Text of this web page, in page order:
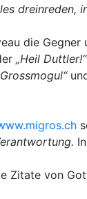
dreinreden,
die
„Heil Duttler!“
Grossmogul“
Zitate von